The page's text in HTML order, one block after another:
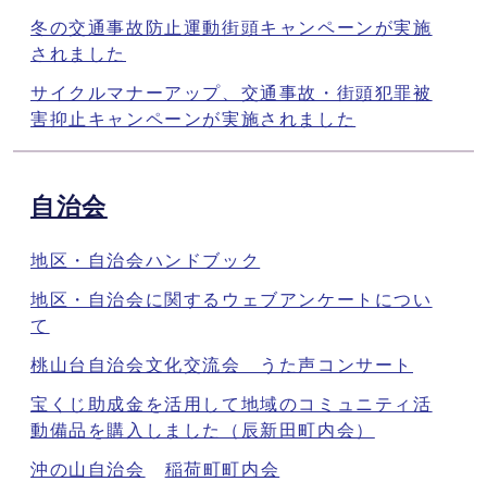
冬の交通事故防止運動街頭キャンペーンが実施
されました
サイクルマナーアップ、交通事故・街頭犯罪被
害抑止キャンペーンが実施されました
自治会
地区・自治会ハンドブック
地区・自治会に関するウェブアンケートについ
て
桃山台自治会文化交流会 うた声コンサート
宝くじ助成金を活用して地域のコミュニティ活
動備品を購入しました（辰新田町内会）
沖の山自治会 稲荷町町内会